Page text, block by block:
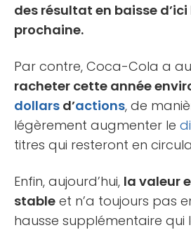
des résultat en baisse d’ici
prochaine.
Par contre, Coca-Cola a
racheter cette année
dollars d’actions, de
légèrement augmenter le
titres qui resteront en
Enfin, aujourd’hui, la valeur
stable et n’a toujours pas
hausse supplémentaire qui